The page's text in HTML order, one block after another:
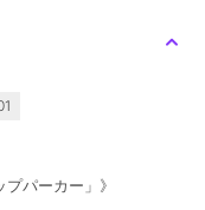
パーカー」》